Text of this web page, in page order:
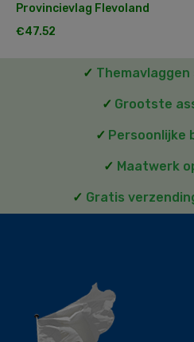
Provincievlag Flevoland
€47.52
✓ Themavlaggen
✓ Grootste
✓ Persoonlijke
✓ Maatwerk
✓ Gratis